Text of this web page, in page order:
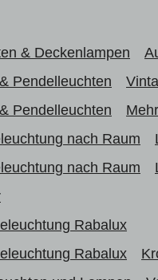
& Deckenlampen
Pendelleuchten
Pendelleuchten
nach Raum
nach Raum
Rabalux
Rabalux